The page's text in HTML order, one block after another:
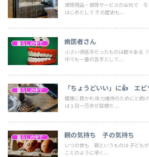
掃除用品・掃除サービスの会社で モ
はじめとして その歴史も...
暮らしの中で 歯医者さん
小さい頃苦手だったものは数々ある
中でも一番の苦手として...
暮らしの中で 「ちょうどいい」に👍 エピ
健康に良かれ 体力維持のためにと続
は１日一万歩が目標だ ...
暮らしの中で 親の気持ち 子の気持ち
いつの世も 親というものは 子ども
ことのように辛く...